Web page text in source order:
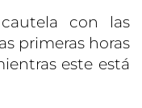
con las
primeras horas
este está